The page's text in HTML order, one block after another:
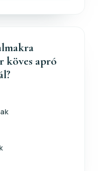
köves apró